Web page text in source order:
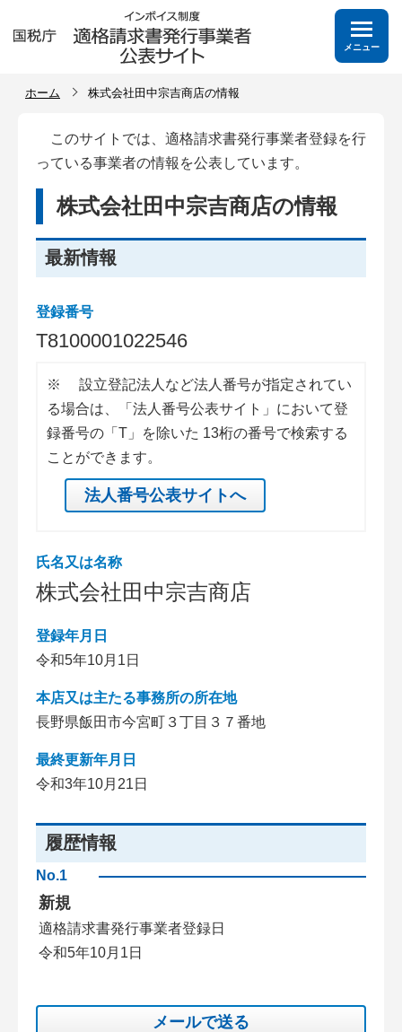
メニュー
ホーム 株式会社田中宗吉商店の情報
このサイトでは、適格請求書発行事業者登録を行
っている事業者の情報を公表しています。
株式会社田中宗吉商店の情報
最新情報
登録番号
T8100001022546
※
設立登記法人など法人番号が指定されてい
る場合は、「法人番号公表サイト」において登
録番号の「T」を除いた 13桁の番号で検索する
ことができます。
法人番号公表サイトへ
氏名又は名称
株式会社田中宗吉商店
登録年月日
令和5年10月1日
本店又は主たる事務所の所在地
長野県飯田市今宮町３丁目３７番地
最終更新年月日
令和3年10月21日
履歴情報
No.1
新規
適格請求書発行事業者登録日
令和5年10月1日
メールで送る